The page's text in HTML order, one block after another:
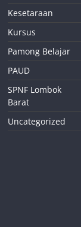
Kesetaraan
Kursus
Pamong Belajar
PAUD
SPNF Lombok
Barat
Uncategorized